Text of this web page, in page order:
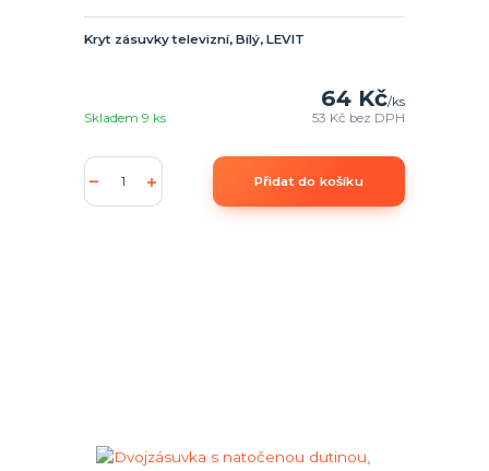
Kryt zásuvky televizní, Bílý, LEVIT
64 Kč/ks
53 Kč bez DPH
Skladem 9 ks
Přidat do košíku